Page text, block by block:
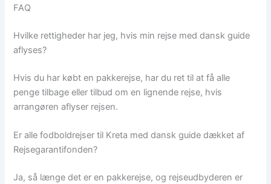
FAQ
Hvilke rettigheder har jeg, hvis min rejse med dansk guide
aflyses?
Hvis du har købt en pakkerejse, har du ret til at få alle
penge tilbage eller tilbud om en lignende rejse, hvis
arrangøren aflyser rejsen.
Er alle fodboldrejser til Kreta med dansk guide dækket af
Rejsegarantifonden?
Ja, så længe det er en pakkerejse, og rejseudbyderen er